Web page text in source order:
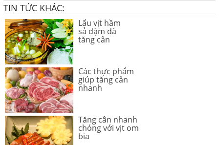
TIN TỨC KHÁC:
Lẩu vịt hầm
sả đậm đà
tăng cân
Các thực phẩm
giúp tăng cân
nhanh
Tăng cân nhanh
chóng với vịt om
bia